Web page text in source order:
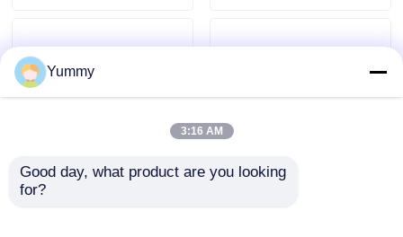
Yummy
3:16 AM
Good day, what product are you looking
for?